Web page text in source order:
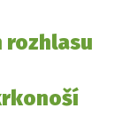
rozhlasu